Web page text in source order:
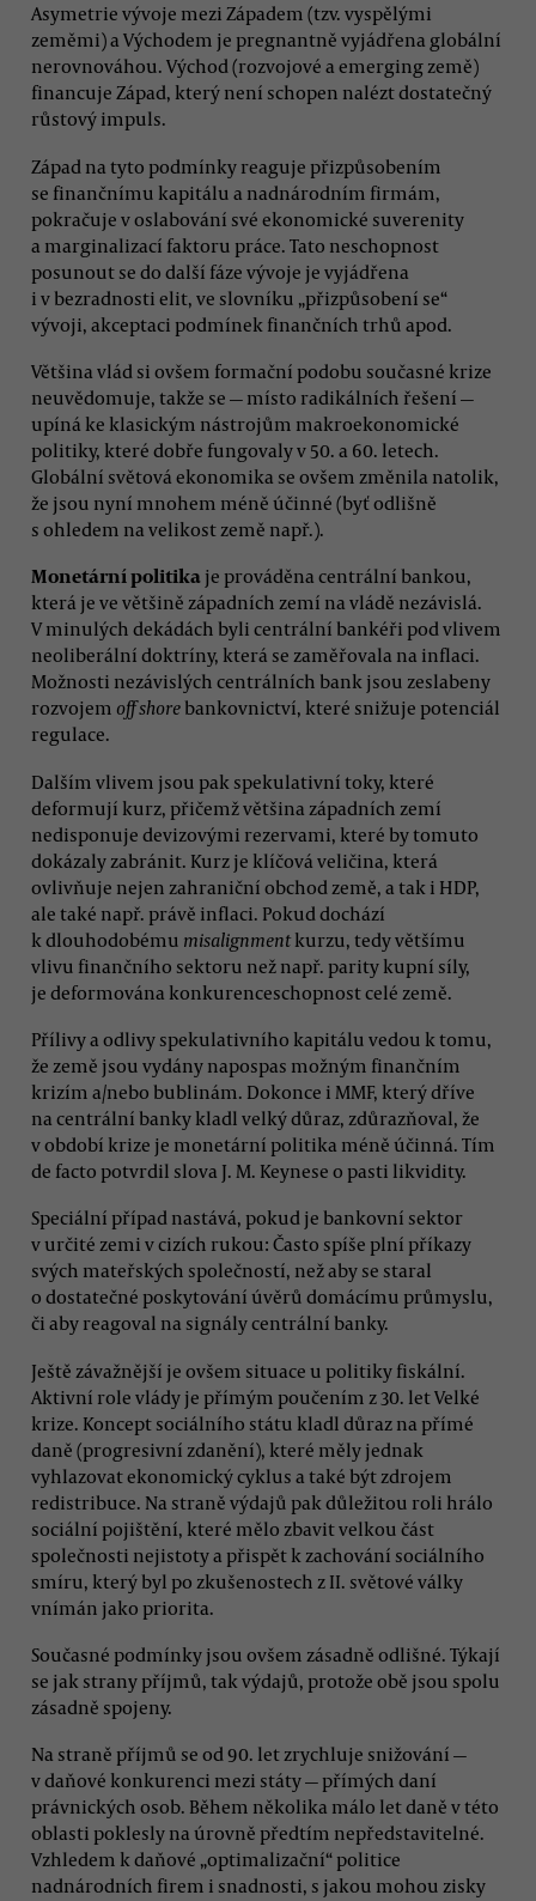
Asymetrie vývoje mezi Západem (tzv. vyspělými
zeměmi) a Východem je pregnantně vyjádřena globální
nerovnováhou. Východ (rozvojové a emerging země)
financuje Západ, který není schopen nalézt dostatečný
růstový impuls.
Západ na tyto podmínky reaguje přizpůsobením
se finančnímu kapitálu a nadnárodním firmám,
pokračuje v oslabování své ekonomické suverenity
a marginalizací faktoru práce. Tato neschopnost
posunout se do další fáze vývoje je vyjádřena
i v bezradnosti elit, ve slovníku „přizpůsobení se“
vývoji, akceptaci podmínek finančních trhů apod.
Většina vlád si ovšem formační podobu současné krize
neuvědomuje, takže se — místo radikálních řešení —
upíná ke klasickým nástrojům makroekonomické
politiky, které dobře fungovaly v 50. a 60. letech.
Globální světová ekonomika se ovšem změnila natolik,
že jsou nyní mnohem méně účinné (byť odlišně
s ohledem na velikost země např.).
Monetární politika je prováděna centrální bankou,
která je ve většině západních zemí na vládě nezávislá.
V minulých dekádách byli centrální bankéři pod vlivem
neoliberální doktríny, která se zaměřovala na inflaci.
Možnosti nezávislých centrálních bank jsou zeslabeny
rozvojem off shorebankovnictví, které snižuje potenciál
regulace.
Dalším vlivem jsou pak spekulativní toky, které
deformují kurz, přičemž většina západních zemí
nedisponuje devizovými rezervami, které by tomuto
dokázaly zabránit. Kurz je klíčová veličina, která
ovlivňuje nejen zahraniční obchod země, a tak i HDP,
ale také např. právě inflaci. Pokud dochází
k dlouhodobému misalignment kurzu, tedy většímu
vlivu finančního sektoru než např. parity kupní síly,
je deformována konkurenceschopnost celé země.
Přílivy a odlivy spekulativního kapitálu vedou k tomu,
že země jsou vydány napospas možným finančním
krizím a/nebo bublinám. Dokonce i MMF, který dříve
na centrální banky kladl velký důraz, zdůrazňoval, že
v období krize je monetární politika méně účinná. Tím
de facto potvrdil slova J. M. Keynese o pasti likvidity.
Speciální případ nastává, pokud je bankovní sektor
v určité zemi v cizích rukou: Často spíše plní příkazy
svých mateřských společností, než aby se staral
o dostatečné poskytování úvěrů domácímu průmyslu,
či aby reagoval na signály centrální banky.
Ještě závažnější je ovšem situace u politiky fiskální.
Aktivní role vlády je přímým poučením z 30. let Velké
krize. Koncept sociálního státu kladl důraz na přímé
daně (progresivní zdanění), které měly jednak
vyhlazovat ekonomický cyklus a také být zdrojem
redistribuce. Na straně výdajů pak důležitou roli hrálo
sociální pojištění, které mělo zbavit velkou část
společnosti nejistoty a přispět k zachování sociálního
smíru, který byl po zkušenostech z II. světové války
vnímán jako priorita.
Současné podmínky jsou ovšem zásadně odlišné. Týkají
se jak strany příjmů, tak výdajů, protože obě jsou spolu
zásadně spojeny.
Na straně příjmů se od 90. let zrychluje snižování —
v daňové konkurenci mezi státy — přímých daní
právnických osob. Během několika málo let daně v této
oblasti poklesly na úrovně předtím nepředstavitelné.
Vzhledem k daňové „optimalizační“ politice
nadnárodních firem i snadnosti, s jakou mohou zisky